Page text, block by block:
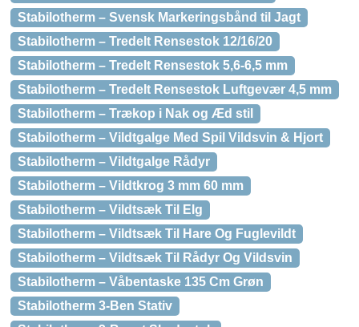
Stabilotherm – Svensk Markeringsbånd til Jagt
Stabilotherm – Tredelt Rensestok 12/16/20
Stabilotherm – Tredelt Rensestok 5,6-6,5 mm
Stabilotherm – Tredelt Rensestok Luftgevær 4,5 mm
Stabilotherm – Trækop i Nak og Æd stil
Stabilotherm – Vildtgalge Med Spil Vildsvin & Hjort
Stabilotherm – Vildtgalge Rådyr
Stabilotherm – Vildtkrog 3 mm 60 mm
Stabilotherm – Vildtsæk Til Elg
Stabilotherm – Vildtsæk Til Hare Og Fuglevildt
Stabilotherm – Vildtsæk Til Rådyr Og Vildsvin
Stabilotherm – Våbentaske 135 Cm Grøn
Stabilotherm 3-Ben Stativ